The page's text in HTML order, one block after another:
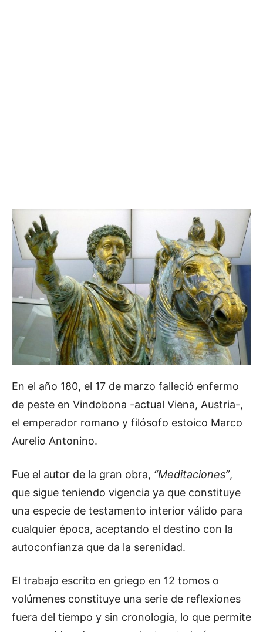
En el año 180, el 17 de marzo falleció enfermo
de peste en Vindobona -actual Viena, Austria-,
el emperador romano y filósofo estoico Marco
Aurelio Antonino.
Fue el autor de la gran obra, “Meditaciones”,
que sigue teniendo vigencia ya que constituye
una especie de testamento interior válido para
cualquier época, aceptando el destino con la
autoconfianza que da la serenidad.
El trabajo escrito en griego en 12 tomos o
volúmenes constituye una serie de reflexiones
fuera del tiempo y sin cronología, lo que permite